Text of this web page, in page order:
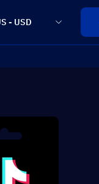
- USD